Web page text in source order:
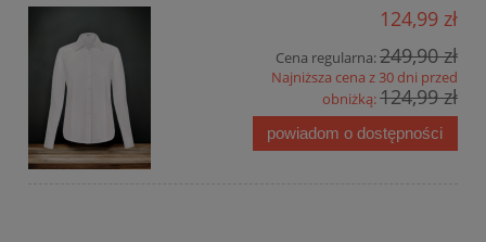
124,99 zł
Cena regularna:249,90 zł
Najniższa cena z 30 dni przed
obniżką:124,99 zł
powiadom o dostępności